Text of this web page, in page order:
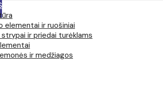
elementai ir ruošiniai
ir priedai turėklams
ir medžiagos